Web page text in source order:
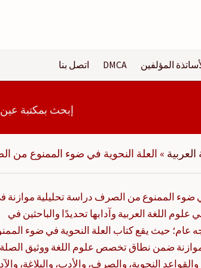
المؤلفين DMCA اتصل بنا
إبحث بمكتبة عين
العربية » العلة النحوية في ضوء الممنوع من
ضوء الممنوع من الصرف دراسة تحليلية موازنة
اللغة العربية وآدابها تحديدًا والباحثين في
حيث يقع كتاب العلة النحوية في ضوء
ضمن نطاق تخصص علوم اللغة ووثيق الصلة
النحوية، والصرف، والأدب، والبلاغة،